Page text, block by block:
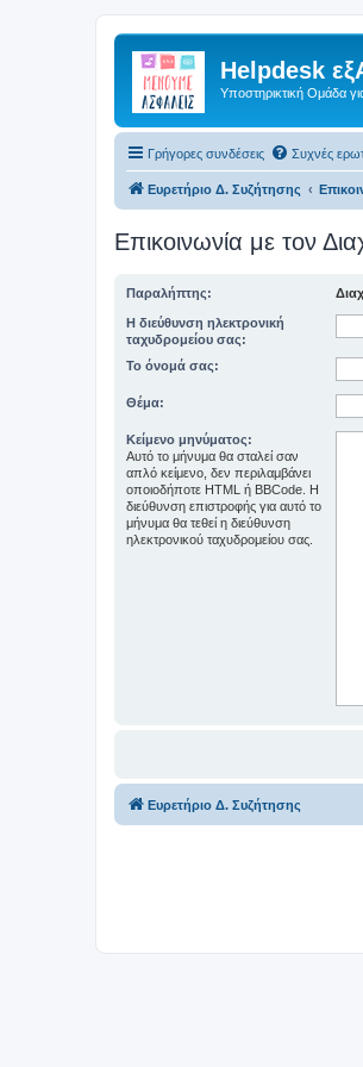
Helpdesk
Υποστηρικτική Ομάδα
Γρήγορες συνδέσεις Συχνές
Ευρετήριο Δ. Συζήτησης
Επικοινωνία με τον
Παραλήπτης:
Η διεύθυνση ηλεκτρονική
ταχυδρομείου σας:
Το όνομά σας:
Θέμα:
Κείμενο μηνύματος:
Αυτό το μήνυμα θα σταλεί σαν
απλό κείμενο, δεν περιλαμβάνει
οποιοδήποτε HTML ή BBCode. Η
διεύθυνση επιστροφής για αυτό το
μήνυμα θα τεθεί η διεύθυνση
ηλεκτρονικού ταχυδρομείου σας.
Ευρετήριο Δ. Συζήτησης